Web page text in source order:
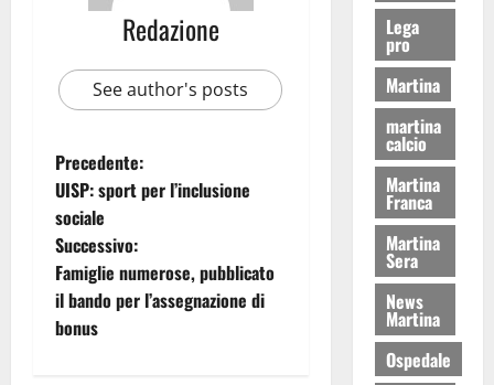
Redazione
See author's posts
Precedente:
UISP: sport per l’inclusione
sociale
Successivo:
Famiglie numerose, pubblicato
il bando per l’assegnazione di
bonus
Lega
pro
Martina
martina
calcio
Martina
Franca
Martina
Sera
News
Martina
Ospedale